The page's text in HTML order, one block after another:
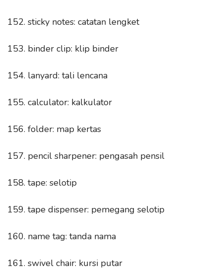
152. sticky notes: catatan lengket
153. binder clip: klip binder
154. lanyard: tali lencana
155. calculator: kalkulator
156. folder: map kertas
157. pencil sharpener: pengasah pensil
158. tape: selotip
159. tape dispenser: pemegang selotip
160. name tag: tanda nama
161. swivel chair: kursi putar